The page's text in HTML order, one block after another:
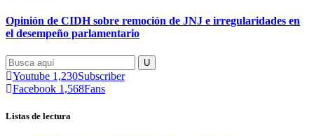
Opinión de CIDH sobre remoción de JNJ e irregularidades en
el desempeño parlamentario
Youtube 1,230Subscriber
Facebook 1,568Fans
Listas de lectura